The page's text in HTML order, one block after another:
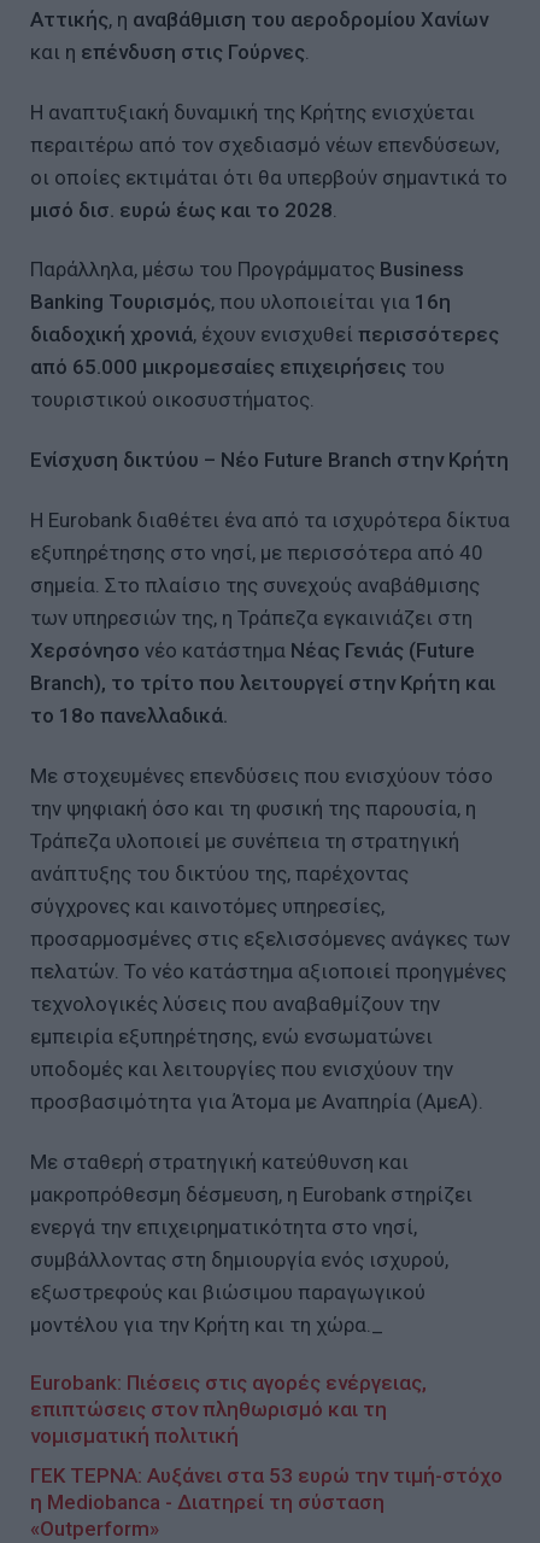
Αττικής, η αναβάθμιση του αεροδρομίου Χανίων
και η επένδυση στις Γούρνες
Η αναπτυξιακή δυναμική της Κρήτης ενισχύεται
περαιτέρω από τον σχεδιασμό νέων επενδύσεων,
οι οποίες εκτιμάται ότι θα υπερβούν σημαντικά το
μισό δισ. ευρώ έως και το 2028
Παράλληλα, μέσω του Προγράμματος Business
Banking Τουρισμός, που υλοποιείται για 16η
διαδοχική χρονιά, έχουν ενισχυθεί περισσότερες
από 65.000 μικρομεσαίες επιχειρήσεις του
τουριστικού οικοσυστήματος.
Ενίσχυση δικτύου – Νέο Future Branch στην Κρήτη
Η Eurobank διαθέτει ένα από τα ισχυρότερα δίκτυα
εξυπηρέτησης στο νησί, με περισσότερα από 40
σημεία. Στο πλαίσιο της συνεχούς αναβάθμισης
των υπηρεσιών της, η Τράπεζα εγκαινιάζει στη
Χερσόνησο νέο κατάστημα Νέας Γενιάς (Future
Branch), το τρίτο που λειτουργεί στην Κρήτη και
το 18ο πανελλαδικά.
Με στοχευμένες επενδύσεις που ενισχύουν τόσο
την ψηφιακή όσο και τη φυσική της παρουσία, η
Τράπεζα υλοποιεί με συνέπεια τη στρατηγική
ανάπτυξης του δικτύου της, παρέχοντας
σύγχρονες και καινοτόμες υπηρεσίες,
προσαρμοσμένες στις εξελισσόμενες ανάγκες των
πελατών. Το νέο κατάστημα αξιοποιεί προηγμένες
τεχνολογικές λύσεις που αναβαθμίζουν την
εμπειρία εξυπηρέτησης, ενώ ενσωματώνει
υποδομές και λειτουργίες που ενισχύουν την
προσβασιμότητα για Άτομα με Αναπηρία (ΑμεΑ).
Με σταθερή στρατηγική κατεύθυνση και
μακροπρόθεσμη δέσμευση, η Eurobank στηρίζει
ενεργά την επιχειρηματικότητα στο νησί,
συμβάλλοντας στη δημιουργία ενός ισχυρού,
εξωστρεφούς και βιώσιμου παραγωγικού
μοντέλου για την Κρήτη και τη χώρα._
Eurobank: Πιέσεις στις αγορές ενέργειας,
επιπτώσεις στον πληθωρισμό και τη
νομισματική πολιτική
ΓΕΚ ΤΕΡΝΑ: Αυξάνει στα 53 ευρώ την τιμή-στόχο
η Mediobanca - Διατηρεί τη σύσταση
«Outperform»